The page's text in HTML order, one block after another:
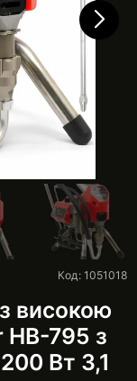
високою
HB-795 з
Вт 3,1
Код: 1051018